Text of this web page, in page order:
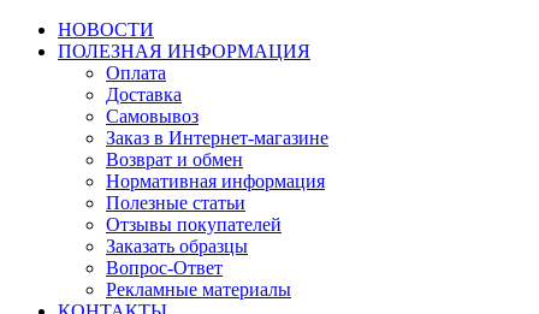
НОВОСТИ
ПОЛЕЗНАЯ ИНФОРМАЦИЯ
Оплата
Доставка
Самовывоз
Заказ в Интернет-магазине
Возврат и обмен
Нормативная информация
Полезные статьи
Отзывы покупателей
Заказать образцы
Вопрос-Ответ
Рекламные материалы